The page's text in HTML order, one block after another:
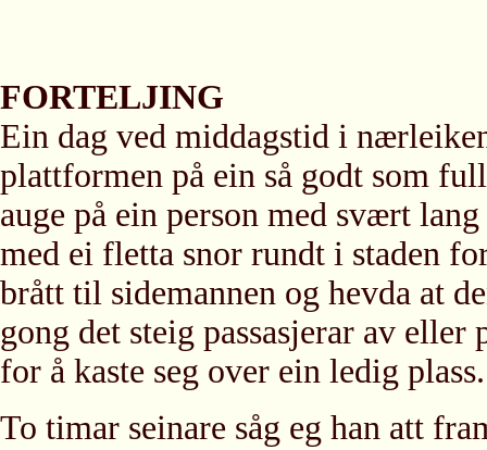
FORTELJING
Ein dag ved middagstid i
plattformen på ein så godt som
auge på ein person med svært
med ei fletta snor rundt i staden
brått til sidemannen og hevda at
gong det steig passasjerar av
for å kaste seg over ein ledig plass.
To timar seinare såg eg han att